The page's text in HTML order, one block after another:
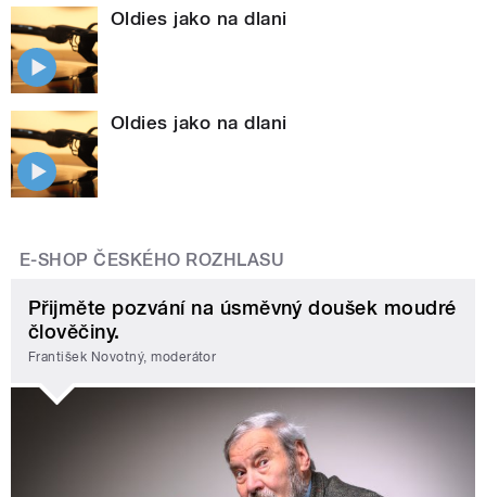
Oldies jako na dlani
Oldies jako na dlani
E-SHOP ČESKÉHO ROZHLASU
Přijměte pozvání na úsměvný doušek moudré
člověčiny.
František Novotný, moderátor